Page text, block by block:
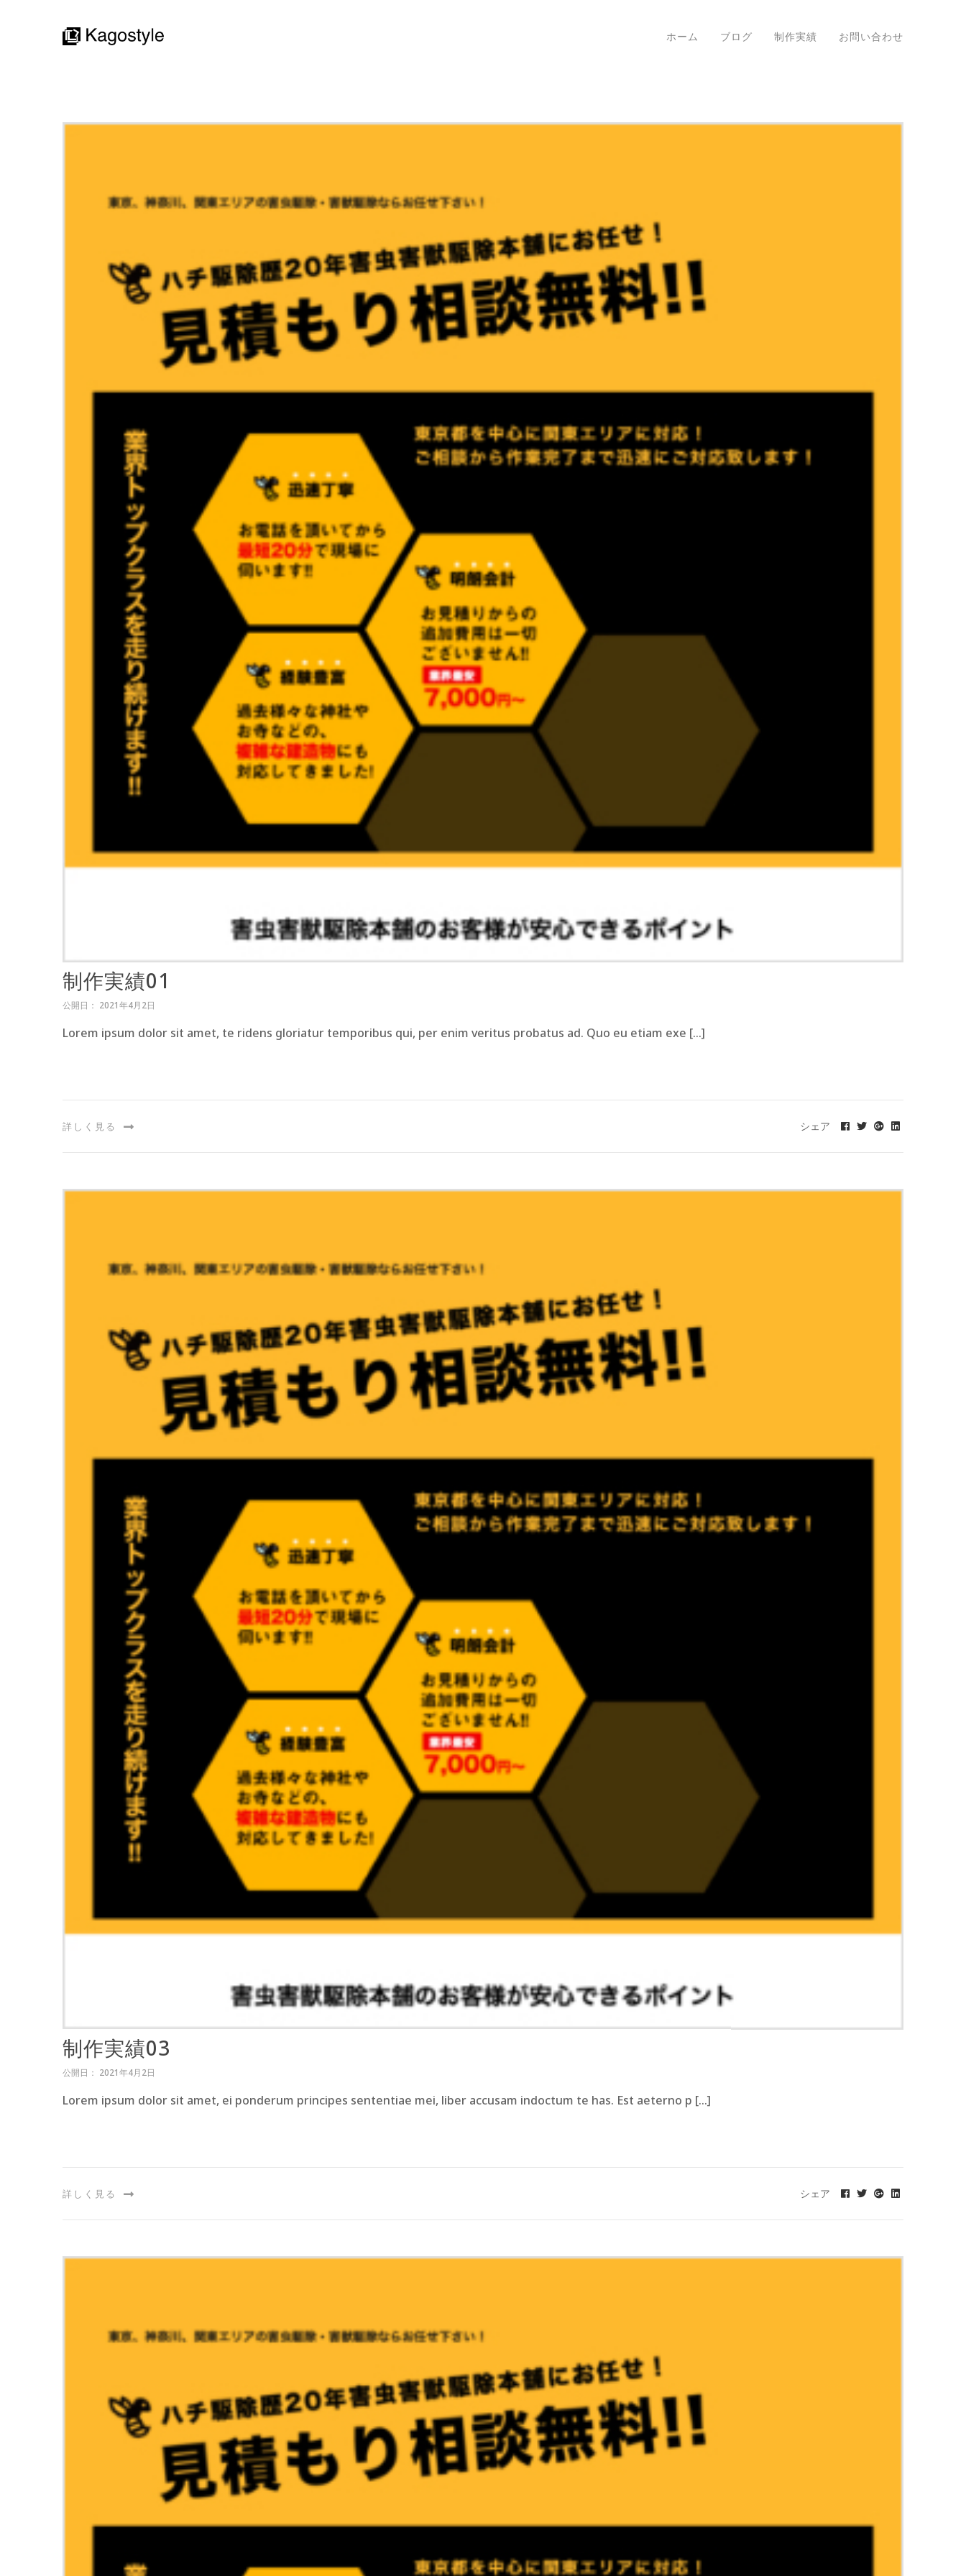
ホーム ブログ 制作実績 お問い合わせ
制作実績01
公開日： 2021年4月2日
Lorem ipsum dolor sit amet, te ridens gloriatur temporibus qui, per enim veritus probatus ad. Quo eu etiam exe […]
詳しく見る シェア
制作実績03
公開日： 2021年4月2日
Lorem ipsum dolor sit amet, ei ponderum principes sententiae mei, liber accusam indoctum te has. Est aeterno p […]
詳しく見る シェア